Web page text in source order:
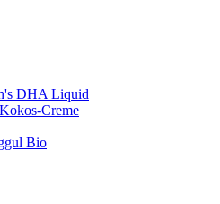
DHA Liquid
Creme
Bio